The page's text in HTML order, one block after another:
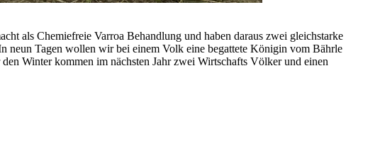
als Chemiefreie Varroa Behandlung und haben daraus zwei gleichstarke
neun Tagen wollen wir bei einem Volk eine begattete Königin vom Bährle
Winter kommen im nächsten Jahr zwei Wirtschafts Völker und einen